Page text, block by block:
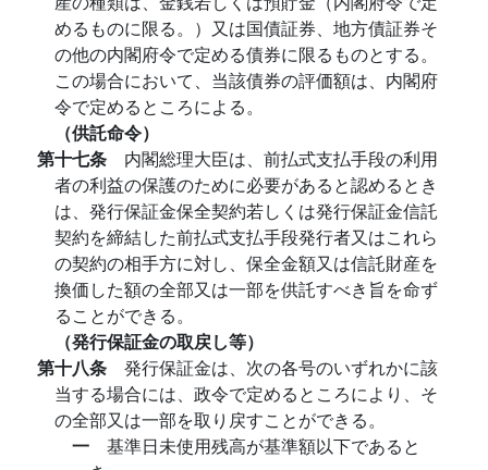
めるものに限る。）又は国債証券、地方債証券そ
の他の内閣府令で定める債券に限るものとする。
この場合において、当該債券の評価額は、内閣府
令で定めるところによる。
（供託命令）
第十七条 内閣総理大臣は、前払式支払手段の利用
者の利益の保護のために必要があると認めるとき
は、発行保証金保全契約若しくは発行保証金信託
契約を締結した前払式支払手段発行者又はこれら
の契約の相手方に対し、保全金額又は信託財産を
換価した額の全部又は一部を供託すべき旨を命ず
ることができる。
（発行保証金の取戻し等）
第十八条 発行保証金は、次の各号のいずれかに該
当する場合には、政令で定めるところにより、そ
の全部又は一部を取り戻すことができる。
一 基準日未使用残高が基準額以下であると